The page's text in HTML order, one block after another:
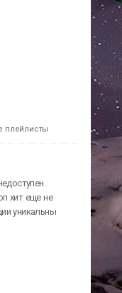
плейлисты
хит еще не
уникальны